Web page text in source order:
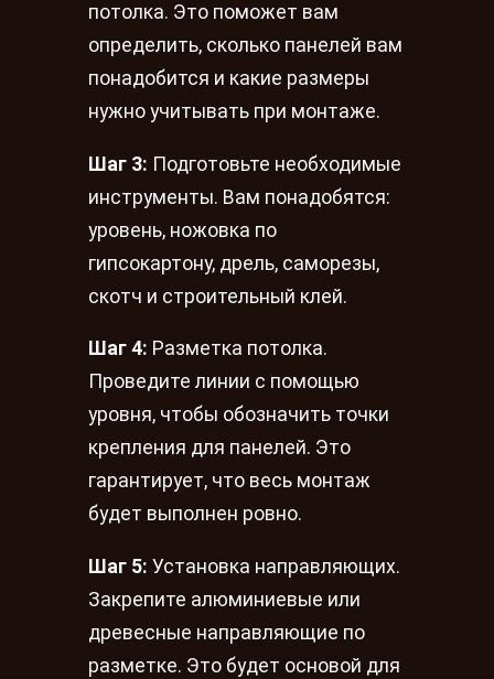
потолка. Это поможет вам
определить, сколько панелей вам
понадобится и какие размеры
нужно учитывать при монтаже.
Шаг 3: Подготовьте необходимые
инструменты. Вам понадобятся:
уровень, ножовка по
гипсокартону, дрель, саморезы,
скотч и строительный клей.
Шаг 4: Разметка потолка.
Проведите линии с помощью
уровня, чтобы обозначить точки
крепления для панелей. Это
гарантирует, что весь монтаж
будет выполнен ровно.
Шаг 5: Установка направляющих.
Закрепите алюминиевые или
древесные направляющие по
разметке. Это будет основой для